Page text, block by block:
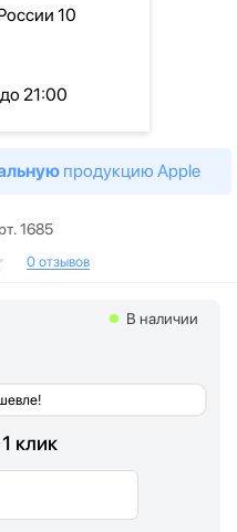
10
21:00
продукцию Apple
1685
0 отзывов
В наличии
клик